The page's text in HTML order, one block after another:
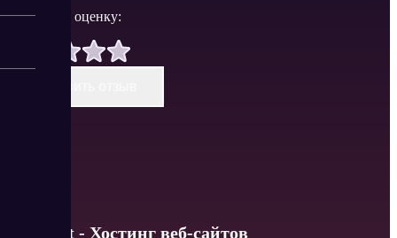
Поставить оценку:
Lite host - Хостинг веб-сайтов